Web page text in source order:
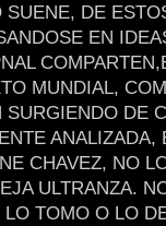
SUENE, DE
EN
MUNDIAL,
SURGIENDO DE
CHAVEZ, NO
ULTRANZA.
TOMO O LO